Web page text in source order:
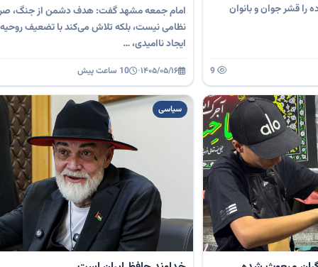
را قشر جوان و بانوان
امام جمعه مشهد گفت: هدف دشمن از جنگ،
نظامی نیست، بلکه تلاش می‌کند با تضعیف
ایجاد ناامیدی، …
۱۴۰۵/۰۵/۱۶· 10 ساعت پیش
سیاسی